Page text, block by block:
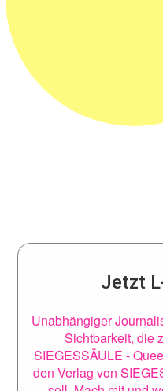
Jetzt
Unabhängiger
Sichtbarkeit, die
SIEGESSÄULE -
den Verlag von